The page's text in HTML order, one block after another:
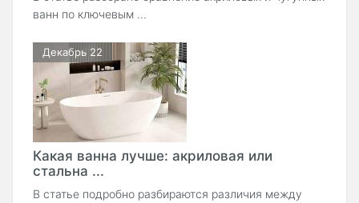
ванн по ключевым ...
Декабрь 22
Какая ванна лучше: акриловая или
стальна ...
В статье подробно разбираются различия между